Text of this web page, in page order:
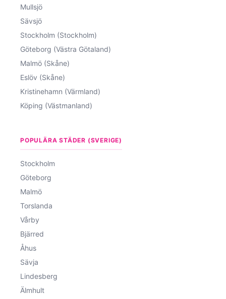
Mullsjö
Sävsjö
Stockholm (Stockholm)
Göteborg (Västra Götaland)
Malmö (Skåne)
Eslöv (Skåne)
Kristinehamn (Värmland)
Köping (Västmanland)
POPULÄRA STÄDER (SVERIGE)
Stockholm
Göteborg
Malmö
Torslanda
Vårby
Bjärred
Åhus
Sävja
Lindesberg
Älmhult